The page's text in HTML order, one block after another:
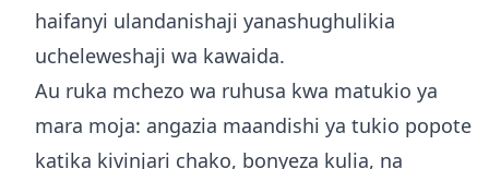
haifanyi ulandanishaji yanashughulikia
ucheleweshaji wa kawaida.
Au ruka mchezo wa ruhusa kwa matukio ya
mara moja: angazia maandishi ya tukio popote
katika kivinjari chako, bonyeza kulia, na